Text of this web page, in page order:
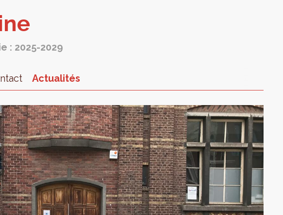
: 2025-2029
Actualités